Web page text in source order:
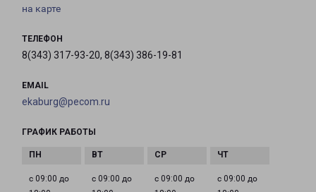
на карте
ТЕЛЕФОН
8(343) 317-93-20, 8(343) 386-19-81
EMAIL
ekaburg@pecom.ru
ГРАФИК РАБОТЫ
с 09:00 до
с 09:00 до
с 09:00 до
с 09:00 до